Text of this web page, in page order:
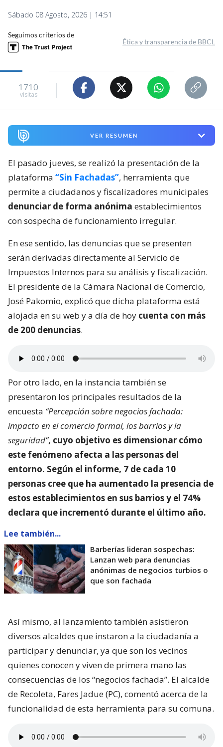
Sábado 08 Agosto, 2026 | 14:51
Seguimos criterios de
Ética y transparencia de BBCL
1710
visitas
VER RESUMEN
El pasado jueves, se realizó la presentación de la
plataforma “Sin Fachadas”, herramienta que
permite a ciudadanos y fiscalizadores municipales
denunciar de forma anónima establecimientos
con sospecha de funcionamiento irregular.
En ese sentido, las denuncias que se presenten
serán derivadas directamente al Servicio de
Impuestos Internos para su análisis y fiscalización.
El presidente de la Cámara Nacional de Comercio,
José Pakomio, explicó que dicha plataforma está
alojada en su web y a día de hoy cuenta con más
de 200 denuncias.
Por otro lado, en la instancia también se
presentaron los principales resultados de la
encuesta “Percepción sobre negocios fachada:
impacto en el comercio formal, los barrios y la
seguridad”, cuyo objetivo es dimensionar cómo
este fenómeno afecta a las personas del
entorno. Según el informe, 7 de cada 10
personas cree que ha aumentado la presencia de
estos establecimientos en sus barrios y el 74%
declara que incrementó durante el último año.
Lee también...
Barberías lideran sospechas:
Lanzan web para denuncias
anónimas de negocios turbios o
que son fachada
Así mismo, al lanzamiento también asistieron
diversos alcaldes que instaron a la ciudadanía a
participar y denunciar, ya que son los vecinos
quienes conocen y viven de primera mano las
consecuencias de los “negocios fachada”. El alcalde
de Recoleta, Fares Jadue (PC), comentó acerca de la
funcionalidad de esta herramienta para su comuna.